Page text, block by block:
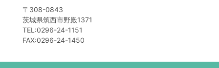
〒 308-0843
茨城県筑西市野殿1371
TEL:0296-24-1151
FAX:0296-24-1450